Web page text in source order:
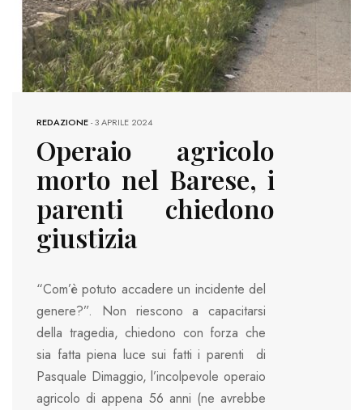
REDAZIONE-3 APRILE 2024
Operaio agricolo
morto nel Barese, i
parenti chiedono
giustizia
“Com’è potuto accadere un incidente del
genere?”. Non riescono a capacitarsi
della tragedia, chiedono con forza che
sia fatta piena luce sui fatti i parenti di
Pasquale Dimaggio, l’incolpevole operaio
agricolo di appena 56 anni (ne avrebbe